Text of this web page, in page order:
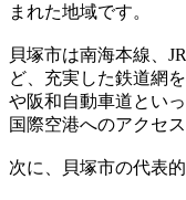
まれた地域です。
貝塚市は南海本線、
ど、充実した鉄道網
や阪和自動車道とい
国際空港へのアクセ
次に、貝塚市の代表